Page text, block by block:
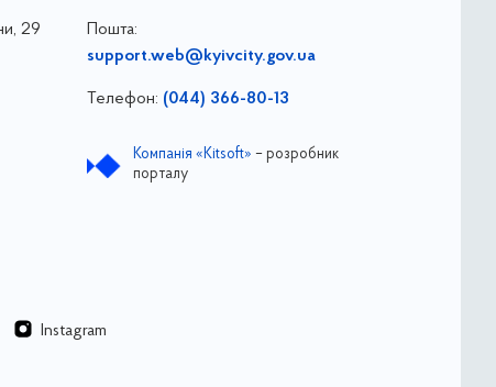
29
Пошта:
support.web@kyivcity.gov.ua
Телефон: (044) 366-80-13
Компанія «Kitsoft» – розробник
порталу
Instagram